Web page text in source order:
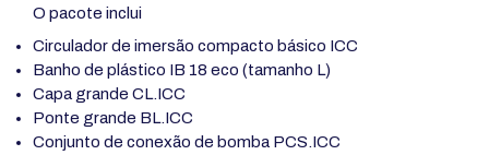
O pacote inclui
Circulador de imersão compacto básico ICC
Banho de plástico IB 18 eco (tamanho L)
Capa grande CL.ICC
Ponte grande BL.ICC
Conjunto de conexão de bomba PCS.ICC